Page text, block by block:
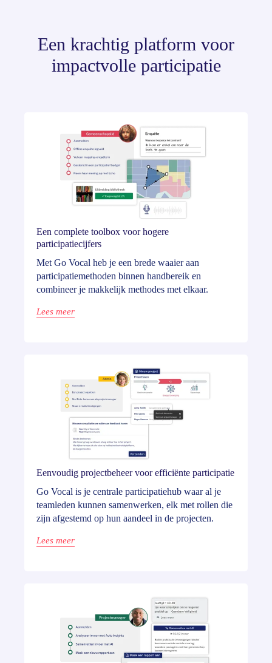
Een krachtig platform voor
impactvolle participatie
Een complete toolbox voor hogere
participatiecijfers
Met Go Vocal heb je een brede waaier aan
participatiemethoden binnen handbereik en
combineer je makkelijk methodes met elkaar.
Lees meer
Eenvoudig projectbeheer voor efficiënte participatie
Go Vocal is je centrale participatiehub waar al je
teamleden kunnen samenwerken, elk met rollen die
zijn afgestemd op hun aandeel in de projecten.
Lees meer